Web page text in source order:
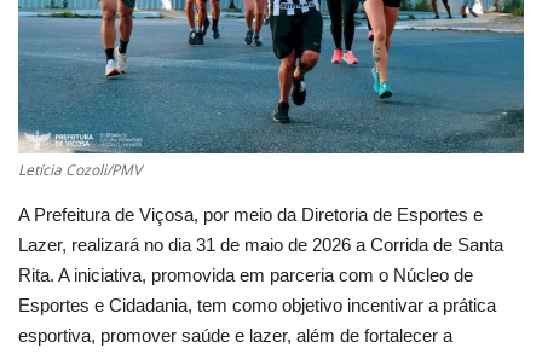
Sua Cidade
Tempo
Política
Trânsito
Letícia Cozoli/PMV
A Prefeitura de Viçosa, por meio da Diretoria de Esportes e
Lazer, realizará no dia 31 de maio de 2026 a Corrida de Santa
Rita. A iniciativa, promovida em parceria com o Núcleo de
Esportes e Cidadania, tem como objetivo incentivar a prática
esportiva, promover saúde e lazer, além de fortalecer a